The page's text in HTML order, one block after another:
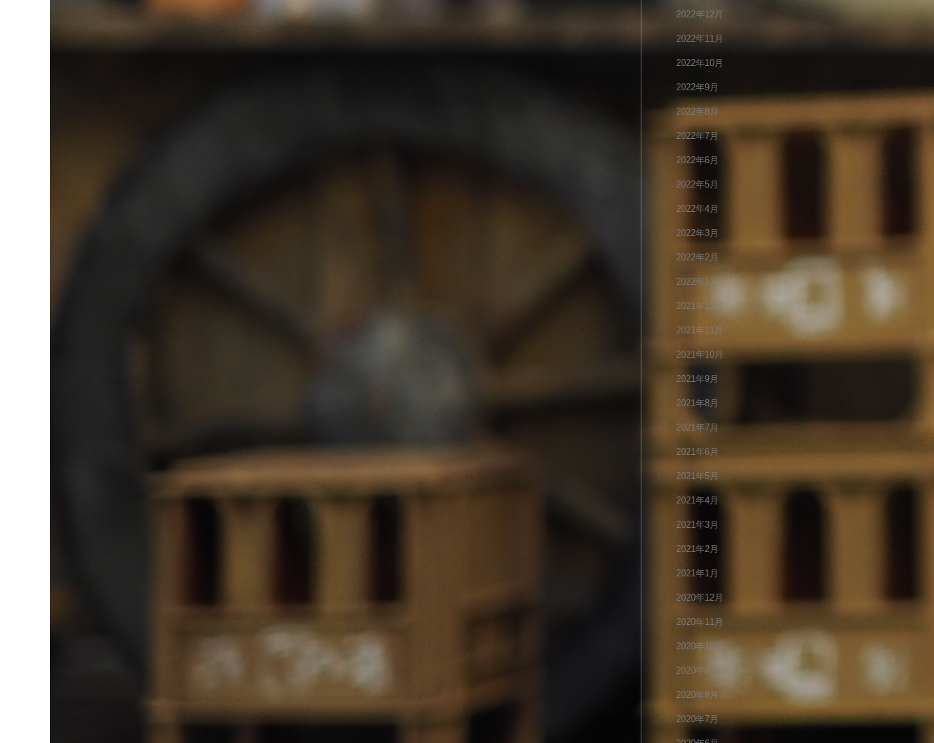
2022年12月
2022年11月
2022年10月
2022年9月
2022年8月
2022年7月
2022年6月
2022年5月
2022年4月
2022年3月
2022年2月
2022年1月
2021年12月
2021年11月
2021年10月
2021年9月
2021年8月
2021年7月
2021年6月
2021年5月
2021年4月
2021年3月
2021年2月
2021年1月
2020年12月
2020年11月
2020年10月
2020年9月
2020年8月
2020年7月